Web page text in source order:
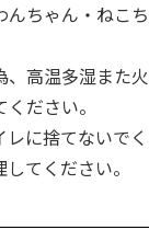
470円
ちゃん・ねこ
高温多湿また
ださい。
に捨てないで
てください。